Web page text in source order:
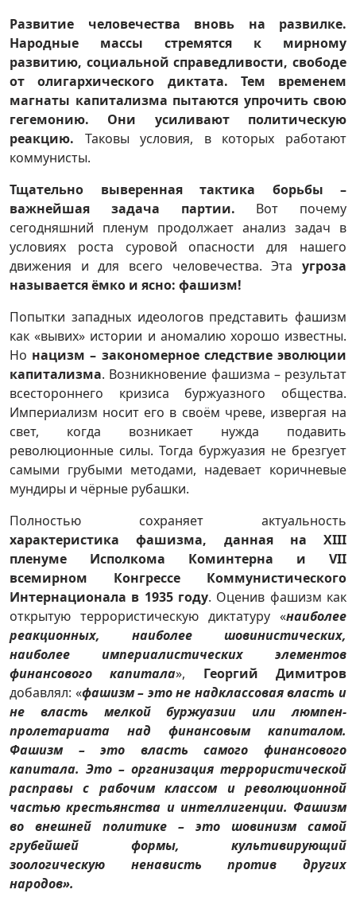
Развитие человечества вновь на развилке.
Народные массы стремятся к мирному
развитию, социальной справедливости, свободе
от олигархического диктата. Тем временем
магнаты капитализма пытаются упрочить свою
гегемонию. Они усиливают политическую
реакцию. Таковы условия, в которых работают
коммунисты.
Тщательно выверенная тактика борьбы –
важнейшая задача партии. Вот почему
сегодняшний пленум продолжает анализ задач в
условиях роста суровой опасности для нашего
движения и для всего человечества. Эта угроза
называется ёмко и ясно: фашизм!
Попытки западных идеологов представить фашизм
как «вывих» истории и аномалию хорошо известны.
Но нацизм – закономерное следствие эволюции
капитализма. Возникновение фашизма – результат
всестороннего кризиса буржуазного общества.
Империализм носит его в своём чреве, извергая на
свет, когда возникает нужда подавить
революционные силы. Тогда буржуазия не брезгует
самыми грубыми методами, надевает коричневые
мундиры и чёрные рубашки.
Полностью сохраняет актуальность
характеристика фашизма, данная на ХІІІ
пленуме Исполкома Коминтерна и VII
всемирном Конгрессе Коммунистического
Интернационала в 1935 году. Оценив фашизм как
открытую террористическую диктатуру «наиболее
реакционных, наиболее шовинистических,
наиболее империалистических элементов
финансового капитала», Георгий Димитров
добавлял: «фашизм – это не надклассовая власть и
не власть мелкой буржуазии или люмпен-
пролетариата над финансовым капиталом.
Фашизм – это власть самого финансового
капитала. Это – организация террористической
расправы с рабочим классом и революционной
частью крестьянства и интеллигенции. Фашизм
во внешней политике – это шовинизм самой
грубейшей формы, культивирующий
зоологическую ненависть против других
народов».